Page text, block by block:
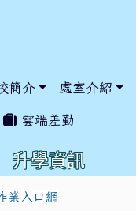
簡介 處室介紹
雲端差勤
升學資訊
業入口網